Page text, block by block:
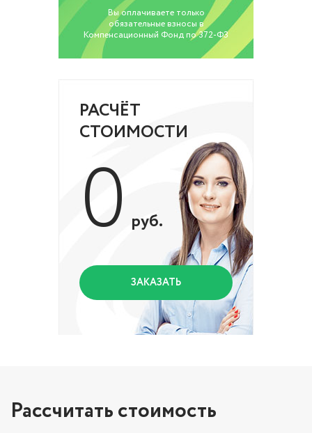
Вы оплачиваете только
обязательные взносы в
Компенсационный Фонд по 372-ФЗ
РАСЧЁТ
СТОИМОСТИ
0 руб.
ЗАКАЗАТЬ
Рассчитать стоимость